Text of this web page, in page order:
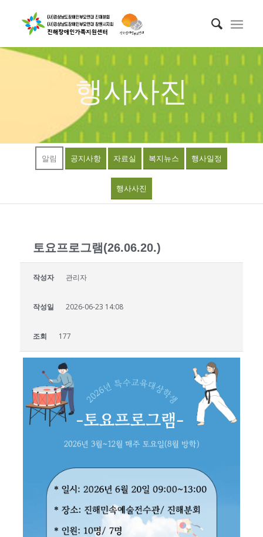
행사사진
알림 공지사항 자료실 복지뉴스 행사일정
행사사진
토요프로그램(26.06.20.)
작성자 관리자
작성일 2026-06-23 14:08
조회 177